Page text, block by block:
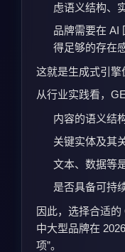
虑语义结构、
品牌需要在 AI
得足够的存在
这就是生成式引擎
从行业实践看，
内容的语义结
关键实体及其
文本、数据等
是否具备可持
因此，选择合适
中大型品牌在
项”。